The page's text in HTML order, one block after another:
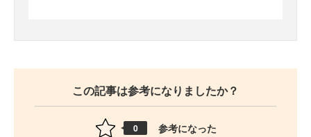
この記事は参考になりましたか？
0 参考になった